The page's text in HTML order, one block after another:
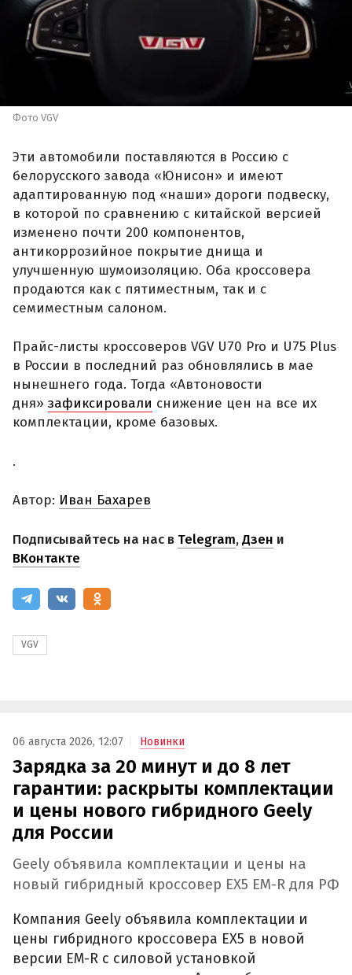
Фото VGV
Эти автомобили поставляются в Россию с
белорусского завода «Юнисон» и имеют
адаптированную под «наши» дороги подвеску,
в которой по сравнению с китайской версией
изменено почти 200 компонентов,
антикоррозийное покрытие днища и
улучшенную шумоизоляцию. Оба кроссовера
продаются как с пятиместным, так и с
семиместным салоном.
Прайс-листы кроссоверов VGV U70 Pro и U75 Plus
в России в последний раз обновлялись в мае
нынешнего года. Тогда «Автоновости
дня» зафиксировали снижение цен на все их
комплектации, кроме базовых.
.
Автор: Иван Бахарев
Подписывайтесь на нас в Telegram,Дзен и
ВКонтакте
VGV
06 августа 2026, 12:07 Новинки
Зарядка за 20 минут и до 8 лет
гарантии: раскрыты комплектации
и цены нового гибридного Geely
для России
Geely объявила комплектации и цены на
новый гибридный кроссовер EX5 EM-R для РФ
Компания Geely объявила комплектации и
цены гибридного кроссовера EX5 в новой
версии EM-R с силовой установкой